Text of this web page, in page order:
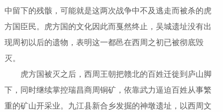
中留下的残骸，可能就是这两次战争中不及逃走而被杀的虎
方国臣民。虎方国的文化因此而戛然终止，吴城遗址没有出
现周初以后的遗物，表明这一都邑在西周之初已被彻底毁
灭。
虎方国被灭之后，西周王朝把赣北的百姓迁徙到庐山脚
下，同时继续掌控瑞昌商周铜矿，依靠武力逼迫百姓从事繁
重的矿山开采业。九江县新合乡发掘的神墩遗址，以西周文